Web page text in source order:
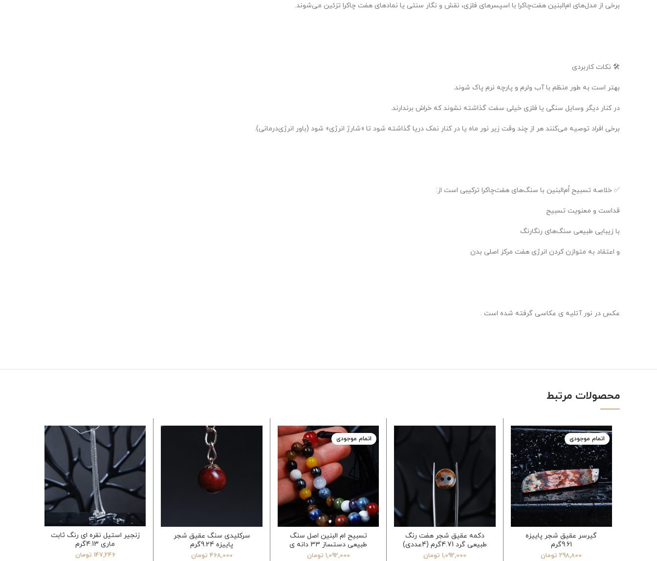
برخی از مدل‌های ام‌البنین هفت‌چاکرا با اسپسرهای فلزی، نقش و نگار سنتی یا نمادهای هفت چاکرا تزئین می‌شوند.
🛠 نکات کاربردی
بهتر است به طور منظم با آب ولرم و پارچه نرم پاک شوند.
در کنار دیگر وسایل سنگی یا فلزی خیلی سفت گذاشته نشوند که خراش برندارند.
برخی افراد توصیه می‌کنند هر از چند وقت زیر نور ماه یا در کنار نمک دریا گذاشته شود تا «شارژ انرژی» شود (باور انرژی‌درمانی).
✅ خلاصه تسبیح اُم‌البنین با سنگ‌های هفت‌چاکرا ترکیبی است از:
قداست و معنویت تسبیح
با زیبایی طبیعی سنگ‌های رنگارنگ
و اعتقاد به متوازن کردن انرژی هفت مرکز اصلی بدن
عکس در نور آتلیه ی عکاسی گرفته شده است .
محصولات مرتبط
اتمام موجودی
گیرسر عقیق شجر پاییزه
9.61گرم
298,800 تومان
دکمه عقیق شجر هفت رنگ
طبیعی گرد 4.71گرم (4عددی)
1,092,000 تومان
اتمام موجودی
تسبیح ام البنین اصل سنگ
طبیعی دستساز 33 دانه ی
سایز 8
1,092,000 تومان
سرکلیدی سنگ عقیق شجر
پاییزه 9.24گرم
468,000 تومان
زنجیر استیل نقره ای رنگ ثابت
ماری 4.13گرم
147,246 تومان